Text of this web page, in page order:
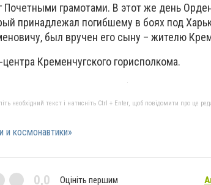
Почетными грамотами. В этот же день
принадлежал погибшему в боях под
был вручен его сыну – жителю
Кременчугского горисполкома.
необхідний текст і натисніть Ctrl + Enter, щоб повідомити про це
и космонавтики»
0,0 Оцініть першим